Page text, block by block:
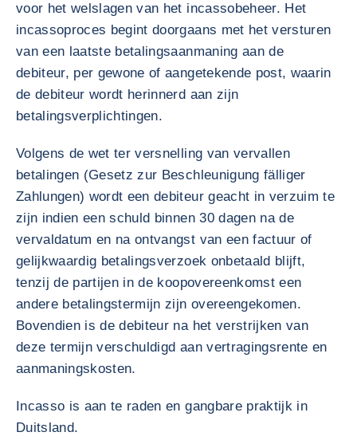
voor het welslagen van het incassobeheer. Het
incassoproces begint doorgaans met het versturen
van een laatste betalingsaanmaning aan de
debiteur, per gewone of aangetekende post, waarin
de debiteur wordt herinnerd aan zijn
betalingsverplichtingen.
Volgens de wet ter versnelling van vervallen
betalingen (Gesetz zur Beschleunigung fälliger
Zahlungen) wordt een debiteur geacht in verzuim te
zijn indien een schuld binnen 30 dagen na de
vervaldatum en na ontvangst van een factuur of
gelijkwaardig betalingsverzoek onbetaald blijft,
tenzij de partijen in de koopovereenkomst een
andere betalingstermijn zijn overeengekomen.
Bovendien is de debiteur na het verstrijken van
deze termijn verschuldigd aan vertragingsrente en
aanmaningskosten.
Incasso is aan te raden en gangbare praktijk in
Duitsland.